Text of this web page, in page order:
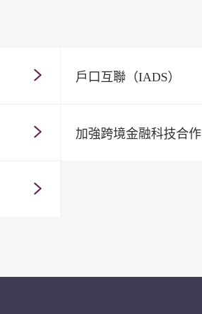
戶口互聯（IADS）
加強跨境金融科技合作